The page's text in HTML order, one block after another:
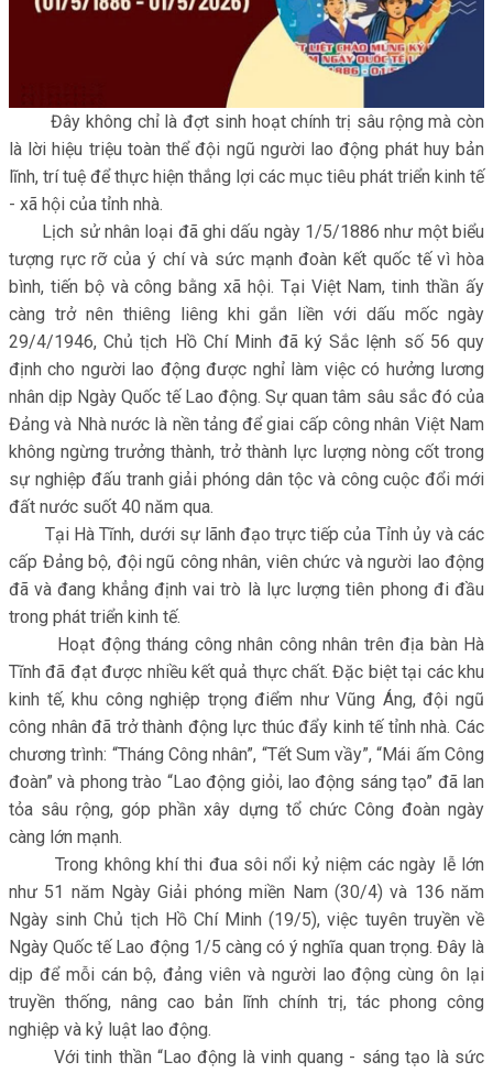
Đây không chỉ là đợt sinh hoạt chính trị sâu rộng mà còn
là lời hiệu triệu toàn thể đội ngũ người lao động phát huy bản
lĩnh, trí tuệ để thực hiện thắng lợi các mục tiêu phát triển kinh tế
- xã hội của tỉnh nhà.
Lịch sử nhân loại đã ghi dấu ngày 1/5/1886 như một biểu
tượng rực rỡ của ý chí và sức mạnh đoàn kết quốc tế vì hòa
bình, tiến bộ và công bằng xã hội. Tại Việt Nam, tinh thần ấy
càng trở nên thiêng liêng khi gắn liền với dấu mốc ngày
29/4/1946, Chủ tịch Hồ Chí Minh đã ký Sắc lệnh số 56 quy
định cho người lao động được nghỉ làm việc có hưởng lương
nhân dịp Ngày Quốc tế Lao động. Sự quan tâm sâu sắc đó của
Đảng và Nhà nước là nền tảng để giai cấp công nhân Việt Nam
không ngừng trưởng thành, trở thành lực lượng nòng cốt trong
sự nghiệp đấu tranh giải phóng dân tộc và công cuộc đổi mới
đất nước suốt 40 năm qua.
Tại Hà Tĩnh, dưới sự lãnh đạo trực tiếp của Tỉnh ủy và các
cấp Đảng bộ, đội ngũ công nhân, viên chức và người lao động
đã và đang khẳng định vai trò là lực lượng tiên phong đi đầu
trong phát triển kinh tế.
Hoạt động tháng công nhân công nhân trên địa bàn Hà
Tĩnh đã đạt được nhiều kết quả thực chất. Đặc biệt tại các khu
kinh tế, khu công nghiệp trọng điểm như Vũng Áng, đội ngũ
công nhân đã trở thành động lực thúc đẩy kinh tế tỉnh nhà. Các
chương trình: “Tháng Công nhân”, “Tết Sum vầy”, “Mái ấm Công
đoàn” và phong trào “Lao động giỏi, lao động sáng tạo” đã lan
tỏa sâu rộng, góp phần xây dựng tổ chức Công đoàn ngày
càng lớn mạnh.
Trong không khí thi đua sôi nổi kỷ niệm các ngày lễ lớn
như 51 năm Ngày Giải phóng miền Nam (30/4) và 136 năm
Ngày sinh Chủ tịch Hồ Chí Minh (19/5), việc tuyên truyền về
Ngày Quốc tế Lao động 1/5 càng có ý nghĩa quan trọng. Đây là
dịp để mỗi cán bộ, đảng viên và người lao động cùng ôn lại
truyền thống, nâng cao bản lĩnh chính trị, tác phong công
nghiệp và kỷ luật lao động.
Với tinh thần “Lao động là vinh quang - sáng tạo là sức